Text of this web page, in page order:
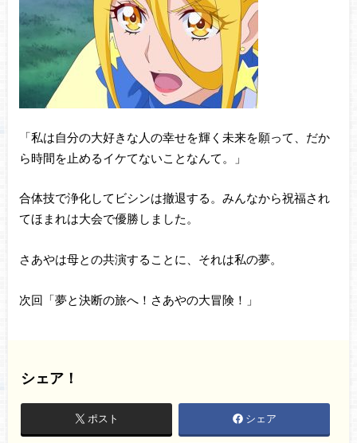
「私は自分の大好きな人の幸せを輝く未来を願って、だか
ら時間を止めるイケてないことなんて。」
合体技で浄化してビシンは撤退する。みんなから祝福され
てほまれは大会で優勝しました。
さあやは母との共演することに、それは私の夢。
次回「夢と決断の旅へ！さあやの大冒険！」
シェア！
ポスト シェア